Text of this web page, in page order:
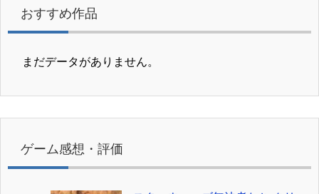
おすすめ作品
まだデータがありません。
ゲーム感想・評価